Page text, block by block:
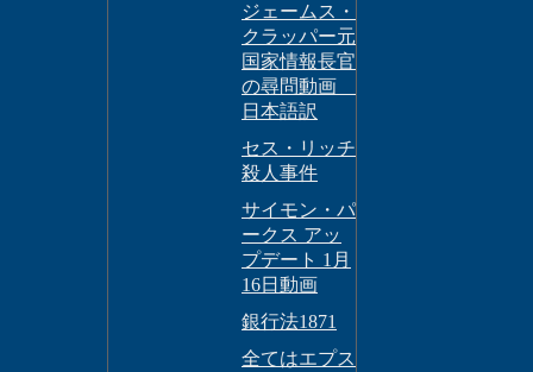
ジェームス・
クラッパー元
国家情報長官
の尋問動画
日本語訳
セス・リッチ
殺人事件
サイモン・パ
ークス アッ
プデート 1月
16日動画
銀行法1871
全てはエプス